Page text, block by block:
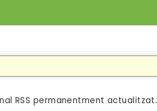
Diumenge
RSS permanentment actualitzat.